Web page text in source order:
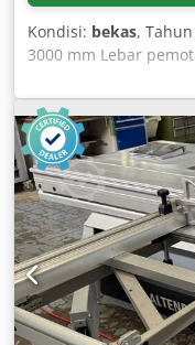
Kondisi: bekas,
3000 mm Lebar
mm Lebar
3200 mm Kedalaman
Penyesuaian
Penyesuaian
Penyesuaian
gergaji: digital
penahan lebar: skala
Diameter mata
rpm Daya motor: 4
ekstraksi: 80 mm dan
Lebar mesin: 2100
Chjdpfjzdzbbsx Agmja